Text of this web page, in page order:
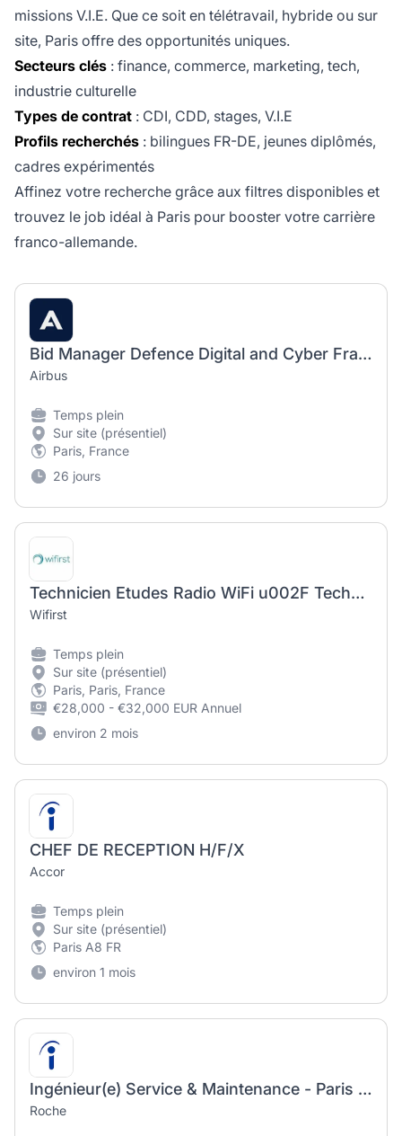
missions V.I.E. Que ce soit en télétravail, hybride ou sur
site, Paris offre des opportunités uniques.
Secteurs clés : finance, commerce, marketing, tech,
industrie culturelle
Types de contrat : CDI, CDD, stages, V.I.E
Profils recherchés : bilingues FR-DE, jeunes diplômés,
cadres expérimentés
Affinez votre recherche grâce aux filtres disponibles et
trouvez le job idéal à Paris pour booster votre carrière
franco-allemande.
Bid Manager Defence Digital and Cyber France & Export (h/f)
Airbus
Temps plein
Sur site (présentiel)
Paris, France
26 jours
Technicien Etudes Radio WiFi u002F Technicien Auditeur Télécom
Wifirst
Temps plein
Sur site (présentiel)
Paris, Paris, France
€28,000 - €32,000 EUR Annuel
environ 2 mois
CHEF DE RECEPTION H/F/X
Accor
Temps plein
Sur site (présentiel)
Paris A8 FR
environ 1 mois
Ingénieur(e) Service & Maintenance - Paris / Ile de France (d/f/m)
Roche